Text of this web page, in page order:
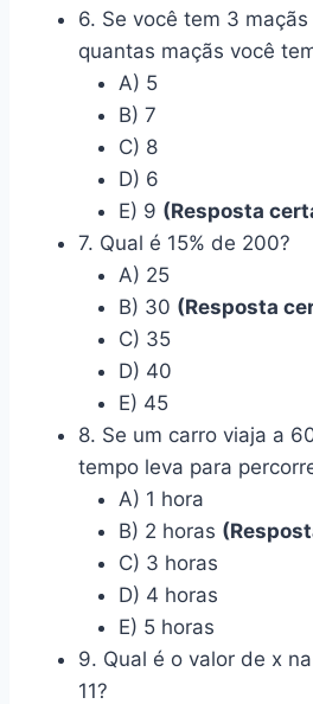
6. Se você tem 3
quantas maçãs você
A) 5
B) 7
C) 8
D) 6
E) 9 (Resposta
7. Qual é 15% de 200?
A) 25
B) 30 (Resposta
C) 35
D) 40
E) 45
8. Se um carro viaja a
tempo leva para
A) 1 hora
B) 2 horas
C) 3 horas
D) 4 horas
E) 5 horas
9. Qual é o valor de x
11?